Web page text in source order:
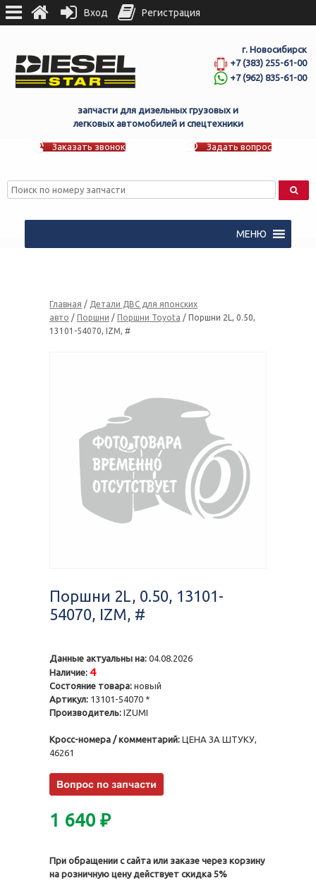
г. Новосибирск
+7 (383) 255-61-00
+7 (962) 835-61-00
запчасти для дизельных грузовых и
легковых автомобилей и спецтехники
Заказать звонок Задать вопрос
МЕНЮ
Главная / Детали ДВС для японских
авто / Поршни / Поршни Toyota / Поршни 2L, 0.50,
13101-54070, IZM, #
Поршни 2L, 0.50, 13101-
54070, IZM, #
Данные актуальны на: 04.08.2026
Наличие: 4
Состояние товара: новый
Артикул: 13101-54070 *
Производитель: IZUMI
Кросс-номера / комментарий: ЦЕНА ЗА ШТУКУ,
46261
1 640 ₽
При обращении с сайта или заказе через корзину
на розничную цену действует скидка 5%
Вход Регистрация